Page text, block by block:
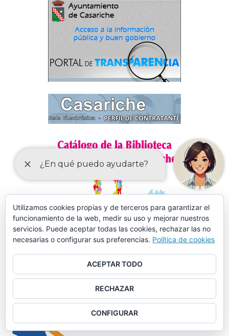
Utilizamos cookies propias y de terceros para garantizar el
funcionamiento de la web, medir su uso y mejorar nuestros
servicios. Puede aceptar todas las cookies, rechazar las no
necesarias o configurar sus preferencias. Política de cookies
ACEPTAR TODO
RECHAZAR
CONFIGURAR